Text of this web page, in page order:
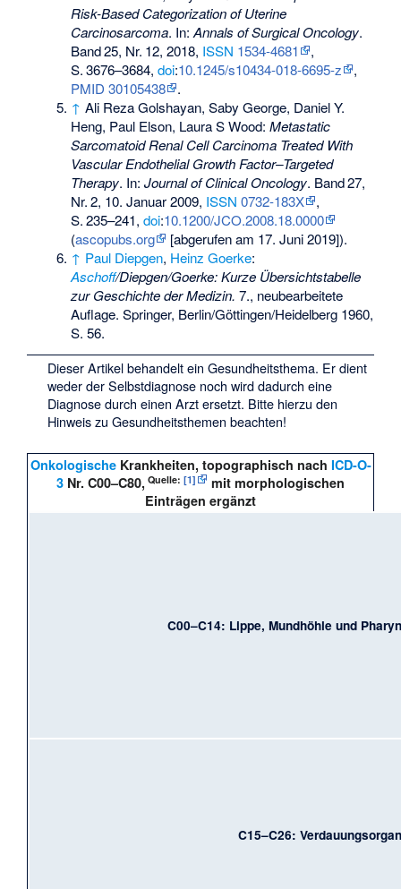
Risk-Based Categorization of Uterine
Carcinosarcoma. In:Annals of Surgical Oncology.
Band25, Nr. 12, 2018, ISSN 1534-4681
,
S.3676–3684,doi:10.1245/s10434-018-6695-z
,
PMID 30105438
.
↑ Ali Reza Golshayan, Saby George, Daniel Y.
Heng, Paul Elson, Laura S Wood:Metastatic
Sarcomatoid Renal Cell Carcinoma Treated With
Vascular Endothelial Growth Factor–Targeted
Therapy. In:Journal of Clinical Oncology. Band27,
Nr.2, 10. Januar 2009, ISSN 0732-183X
,
S.235–241,doi:10.1200/JCO.2008.18.0000
(ascopubs.org
[abgerufen am 17. Juni 2019]).
↑ Paul Diepgen, Heinz Goerke:
Aschoff/Diepgen/Goerke: Kurze Übersichtstabelle
zur Geschichte der Medizin. 7., neubearbeitete
Auflage. Springer, Berlin/Göttingen/Heidelberg 1960,
S. 56.
Dieser Artikel behandelt ein Gesundheitsthema. Er dient
weder der Selbstdiagnose noch wird dadurch eine
Diagnose durch einen Arzt ersetzt. Bitte hierzu den
Hinweis zu Gesundheitsthemen beachten!
OnkologischeKrankheiten, topographisch nach ICD-O-
3 Nr. C00–C80, Quelle: [1]
mit morphologischen
Einträgen ergänzt
C00–C14: Lippe, Mundhöhle und
C15–C26: